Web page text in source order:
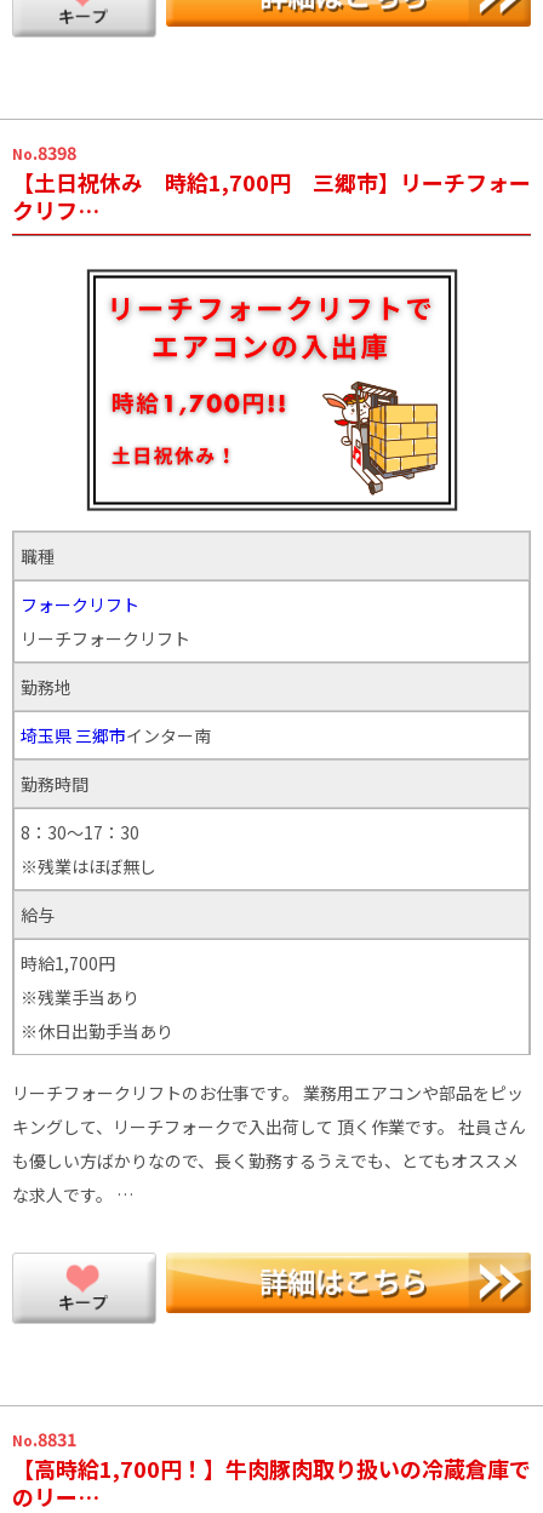
No.8398
【土日祝休み 時給1,700円 三郷市】リーチフォー
クリフ…
職種
フォークリフト
リーチフォークリフト
勤務地
埼玉県 三郷市インター南
勤務時間
8：30～17：30
※残業はほぼ無し
給与
時給1,700円
※残業手当あり
※休日出勤手当あり
リーチフォークリフトのお仕事です。 業務用エアコンや部品をピッ
キングして、リーチフォークで入出荷して 頂く作業です。 社員さん
も優しい方ばかりなので、長く勤務するうえでも、とてもオススメ
な求人です。 …
No.8831
【高時給1,700円！】牛肉豚肉取り扱いの冷蔵倉庫で
のリー…